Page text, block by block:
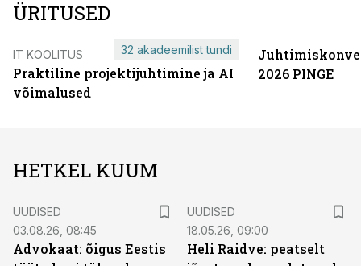
ÜRITUSED
IT KOOLITUS
Praktiline projektijuhtimine ja AI
võimalused
32 akadeemilist tundi
2026 PINGE
HETKEL KUUM
UUDISED
03.08.26, 08:45
Advokaat: õigus Eestis
UUDISED
18.05.26, 09:00
Heli Raidve: peatselt